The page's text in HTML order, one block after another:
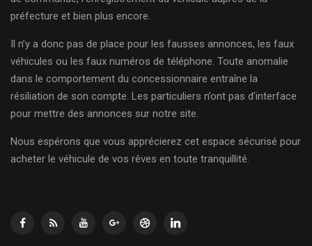
préfecture et bien plus encore.
Il n’y a donc pas de place pour les fausses annonces, les faux
véhicules ou les faux numéros de téléphone. Toute anomalie
dans le comportement du concessionnaire entraîne la
résiliation de son compte. Les particuliers n’ont pas d’interface
pour mettre des annonces sur notre site.
Nous espérons que vous apprécierez cet espace sécurisé pour
acheter le véhicule de vos rêves en toute tranquillité.